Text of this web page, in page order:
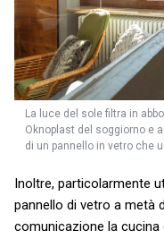
La luce del sole filtra in
Oknoplast del soggiorno e
di un pannello in vetro che
Inoltre, particolarmente
pannello di vetro a metà
comunicazione la